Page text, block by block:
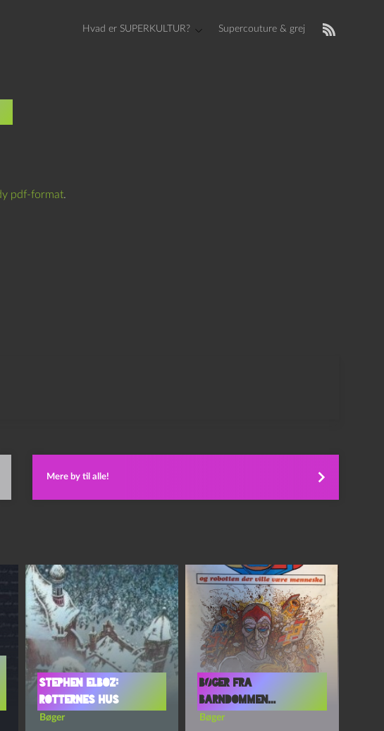
Hvad er SUPERKULTUR? Supercouture & grej
pdf-format.
Mere by til alle!
Stephen Elboz:
Rotternes hus
Bøger
Bøger fra
barndommen…
Bøger